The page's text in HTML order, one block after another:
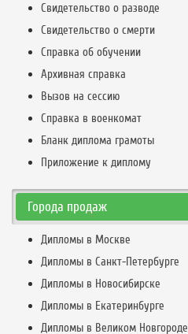
Свидетельство о разводе
Свидетельство о смерти
Справка об обучении
Архивная справка
Вызов на сессию
Справка в военкомат
Бланк диплома грамоты
Приложение к диплому
Города продаж
Дипломы в Москве
Дипломы в Санкт-Петербурге
Дипломы в Новосибирске
Дипломы в Екатеринбурге
Дипломы в Великом Новгороде